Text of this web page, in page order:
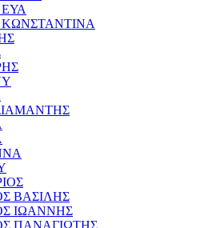
ΒΑΣΙΛΗΣ
ΙΩΑΝΝΗΣ